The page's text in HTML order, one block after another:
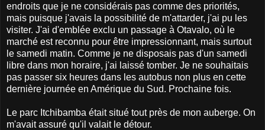
endroits que je ne considérais pas comme des priorités,
mais puisque j'avais la possibilité de m'attarder, j'ai pu les
visiter. J'ai d'emblée exclu un passage à Otavalo, où le
marché est reconnu pour être impressionnant, mais surtout
le samedi matin. Comme je ne disposais pas d'un samedi
libre dans mon horaire, j'ai laissé tomber. Je ne souhaitais
pas passer six heures dans les autobus non plus en cette
dernière journée en Amérique du Sud. Prochaine fois.
Le parc Itchibamba était situé tout près de mon auberge. On
m'avait assuré qu'il valait le détour.